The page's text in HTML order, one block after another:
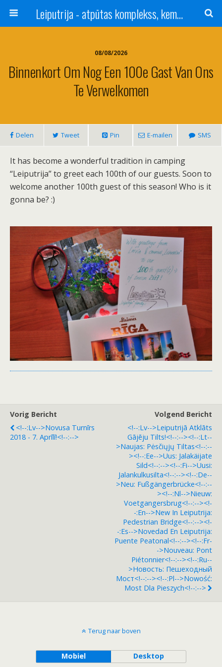
Leiputrija - atpūtas komplekss, kempings, viesu nams pie Rīgas / Camping, caravan site, bed and breakfast near Riga / Camping, caravanas, bungalows Letonia / Campingplatz, Caravanpark, Zimmer in Lettland / Kемпинг и гостевой дом к Риги
08/08/2026
Binnenkort Om Nog Een 100e Gast Van Ons
Te Verwelkomen
Delen Tweet Pin E-mailen SMS
It has become a wonderful tradition in camping
“Leiputrija” to greet each 100th of our guests. Soon to
welcome another 100th guest of this season! Who is it
gonna be? :)
Vorig Bericht
<!--:lv-->Novusa Turnīrs
2018 - 7. Aprīlī!<!--:-->
Volgend Bericht
<!--:lv-->Leiputrijā Atklāts
Gājēju Tilts!<!--:--><!--:lt--
>Naujas: Pėsčiųjų Tiltas<!--:--
><!--:ee-->Uus: Jalakäijate
Sild<!--:--><!--:fi-->Uusi:
Jalankulkusilta<!--:--><!--:de--
>Neu: Fußgängerbrücke<!--:--
><!--:nl-->Nieuw:
Voetgangersbrug<!--:--><!-
-:en-->New In Leiputrija:
Pedestrian Bridge<!--:--><!-
-:es-->Novedad En Leiputrija:
Puente Peatonal<!--:--><!--:fr-
->Nouveau: Pont
Piétonnier<!--:--><!--:ru--
>Новость: Пешеходный
Мост<!--:--><!--:pl-->Nowość:
Most Dla Pieszych<!--:-->
Terug naar boven
Mobiel Desktop